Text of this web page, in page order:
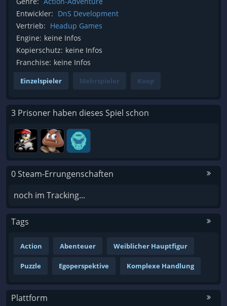
Entwickler: DnS Development
Vertrieb: Headup Games
Engine: keine Infos
Kopierschutz: keine Infos
Franchise: keine Infos
Einzelspieler Mehrspieler Koop
3 Prisoner haben dieses Spiel schon
0 Steam-Errungenschaften
noch im Tracking...
Tags
Action Abenteuer Weiblicher Hauptfigur
Puzzle Egoperspektive Komplexe Handlung
Plattform